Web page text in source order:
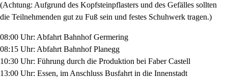
(Achtung: Aufgrund des Kopfsteinpflasters und des Gefälles sollten
die Teilnehmenden gut zu Fuß sein und festes Schuhwerk tragen.)
08:00 Uhr: Abfahrt Bahnhof Germering
08:15 Uhr: Abfahrt Bahnhof Planegg
10:30 Uhr: Führung durch die Produktion bei Faber Castell
13:00 Uhr: Essen, im Anschluss Busfahrt in die Innenstadt